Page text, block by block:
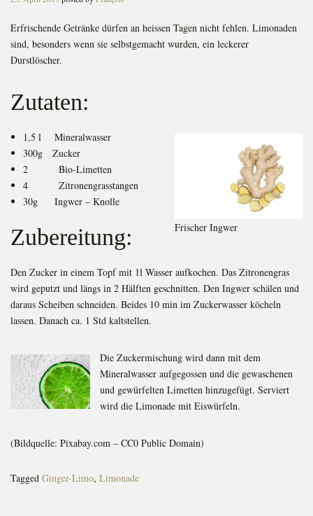
Erfrischende Getränke dürfen an heissen Tagen nicht fehlen. Limonaden
sind, besonders wenn sie selbstgemacht wurden, ein leckerer
Durstlöscher.
Zutaten:
Frischer Ingwer
1,5 l Mineralwasser
300g Zucker
2 Bio-Limetten
4 Zitronengrasstangen
30g Ingwer – Knolle
Zubereitung:
Den Zucker in einem Topf mit 1l Wasser aufkochen. Das Zitronengras
wird geputzt und längs in 2 Hälften geschnitten. Den Ingwer schälen und
daraus Scheiben schneiden. Beides 10 min im Zuckerwasser köcheln
lassen. Danach ca. 1 Std kaltstellen.
Die Zuckermischung wird dann mit dem
Mineralwasser aufgegossen und die gewaschenen
und gewürfelten Limetten hinzugefügt. Serviert
wird die Limonade mit Eiswürfeln.
(Bildquelle: Pixabay.com – CC0 Public Domain)
Tagged Ginger-Limo, Limonade